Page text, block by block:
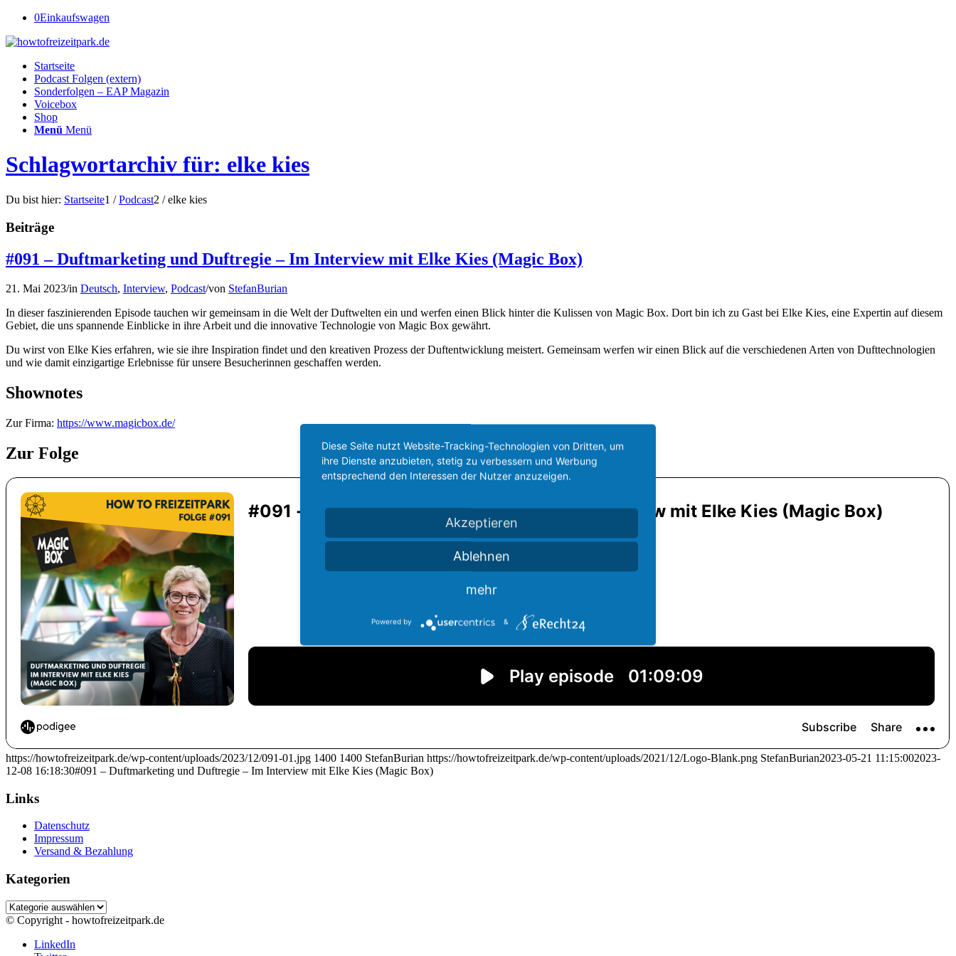
0Einkaufswagen
Startseite
Podcast Folgen (extern)
Sonderfolgen – EAP Magazin
Voicebox
Shop
Menü Menü
Schlagwortarchiv für: elke kies
Du bist hier: Startseite1 / Podcast2 / elke kies
Beiträge
#091 – Duftmarketing und Duftregie – Im Interview mit Elke Kies (Magic Box)
21. Mai 2023/in Deutsch, Interview, Podcast/von StefanBurian
In dieser faszinierenden Episode tauchen wir gemeinsam in die Welt der Duftwelten ein und werfen einen Blick hinter die Kulissen von Magic Box. Dort bin ich zu Gast bei Elke Kies, eine Expertin auf diesem
Gebiet, die uns spannende Einblicke in ihre Arbeit und die innovative Technologie von Magic Box gewährt.
Du wirst von Elke Kies erfahren, wie sie ihre Inspiration findet und den kreativen Prozess der Duftentwicklung meistert. Gemeinsam werfen wir einen Blick auf die verschiedenen Arten von Dufttechnologien
und wie damit einzigartige Erlebnisse für unsere Besucherinnen geschaffen werden.
Shownotes
Zur Firma: https://www.magicbox.de/
Zur Folge
https://howtofreizeitpark.de/wp-content/uploads/2023/12/091-01.jpg 1400 1400 StefanBurian https://howtofreizeitpark.de/wp-content/uploads/2021/12/Logo-Blank.png StefanBurian2023-05-21 11:15:002023-
12-08 16:18:30#091 – Duftmarketing und Duftregie – Im Interview mit Elke Kies (Magic Box)
Links
Datenschutz
Impressum
Versand & Bezahlung
Kategorien
Kategorien
© Copyright - howtofreizeitpark.de
LinkedIn
Diese Seite nutzt Website-Tracking-Technologien von Dritten, um
ihre Dienste anzubieten, stetig zu verbessern und Werbung
entsprechend den Interessen der Nutzer anzuzeigen.
Akzeptieren
Ablehnen
mehr
Powered by &